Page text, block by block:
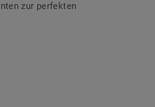
zur perfekten